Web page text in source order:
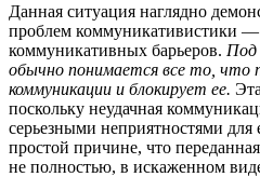
Данная ситуация наглядно
проблем коммуникативистики
коммуникативных барьеров. Под
обычно понимается все то, что
коммуникации и блокирует ее.
поскольку неудачная
серьезными неприятностями для
простой причине, что
не полностью, в искаженном